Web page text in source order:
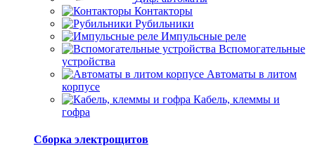
Контакторы
Рубильники
Импульсные реле
Вспомогательные
устройства
Автоматы в литом
корпусе
Кабель, клеммы и
гофра
Сборка электрощитов